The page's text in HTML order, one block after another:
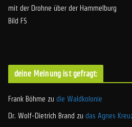
mit der Drohne über der Hammelburg
Bild FS
deine Meinung ist gefragt:
Frank Böhme zu die Waldkolonie
Dr. Wolf-Dietrich Brand zu das Agnes